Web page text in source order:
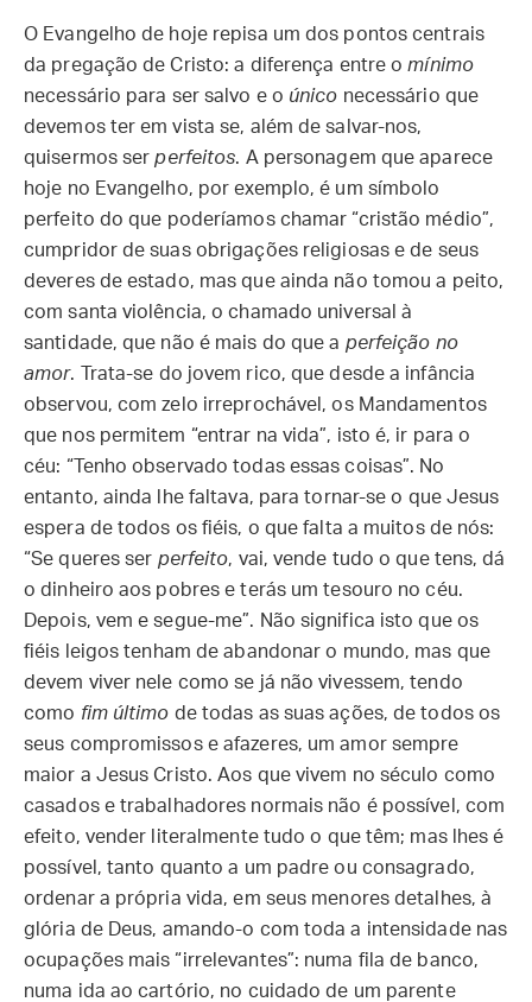
O Evangelho de hoje repisa um dos pontos centrais
da pregação de Cristo: a diferença entre omínimo
necessário para ser salvo e o único necessário que
devemos ter em vista se, além de salvar-nos,
quisermos serperfeitos. A personagem que aparece
hoje no Evangelho, por exemplo, é um símbolo
perfeito do que poderíamos chamar “cristão médio”,
cumpridor de suas obrigações religiosas e de seus
deveres de estado, mas que ainda não tomou a peito,
com santa violência, o chamado universal à
santidade, que não é mais do que a perfeição no
amor. Trata-se do jovem rico, que desde a infância
observou, com zelo irreprochável, os Mandamentos
que nos permitem “entrar na vida”, isto é, ir para o
céu: “Tenho observado todas essas coisas”. No
entanto, ainda lhe faltava, para tornar-se o que Jesus
espera de todos os fiéis, o que falta a muitos de nós:
“Se queres ser perfeito, vai, vende tudo o que tens, dá
o dinheiro aos pobres e terás um tesouro no céu.
Depois, vem e segue-me”. Não significa isto que os
fiéis leigos tenham de abandonar o mundo, mas que
devem viver nele como se já não vivessem, tendo
como fim último de todas as suas ações, de todos os
seus compromissos e afazeres, um amor sempre
maior a Jesus Cristo. Aos que vivem no século como
casados e trabalhadores normais não é possível, com
efeito, vender literalmente tudo o que têm; mas lhes é
possível, tanto quanto a um padre ou consagrado,
ordenar a própria vida, em seus menores detalhes, à
glória de Deus, amando-o com toda a intensidade nas
ocupações mais “irrelevantes”: numa fila de banco,
numa ida ao cartório, no cuidado de um parente